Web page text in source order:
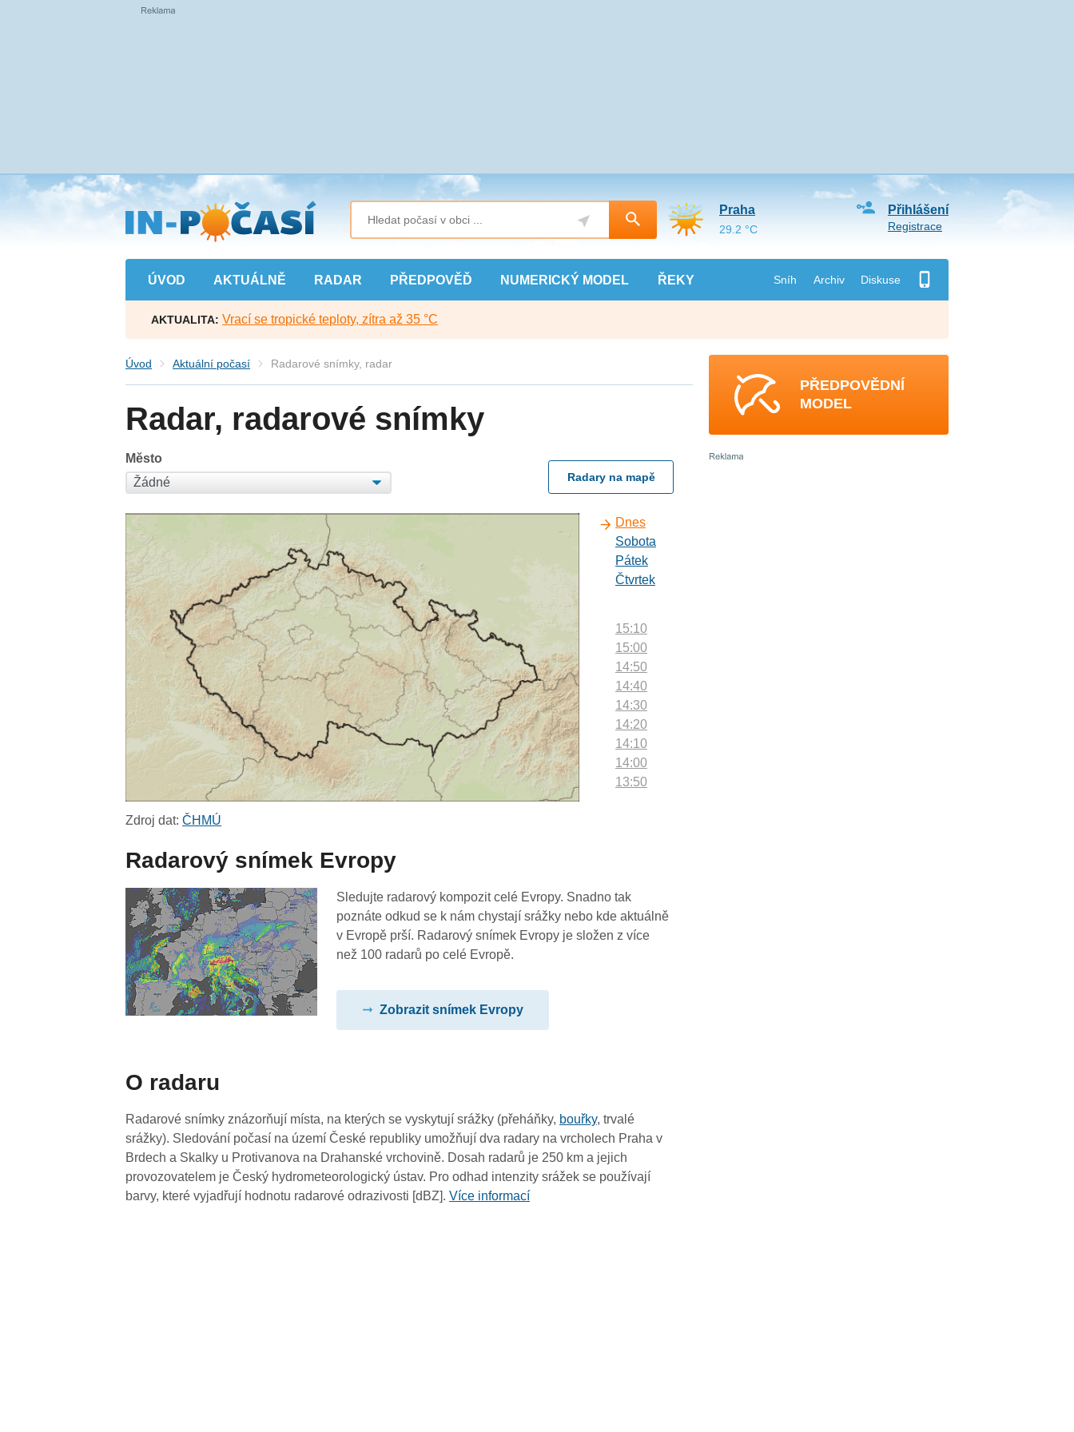
Přejít
na
hlavní
obsah
ÚVOD AKTUÁLNĚ RADAR PŘEDPOVĚĎ NUMERICKÝ MODEL ŘEKY Sníh Archiv Diskuse
Přihlášení
Registrace
Praha
29.2 °C
AKTUALITA: Vrací se tropické teploty, zítra až 35 °C
Úvod Aktuální počasí Radarové snímky, radar
Radar, radarové snímky
Město
Radary na mapě
Dnes
Sobota
Pátek
Čtvrtek
15:10
15:00
14:50
14:40
14:30
14:20
14:10
14:00
13:50
12:50
12:40
12:30
10:50
10:40
10:30
10:20
Zdroj dat:ČHMÚ
Radarový snímek Evropy
Sledujte radarový kompozit celé Evropy. Snadno tak
poznáte odkud se k nám chystají srážky nebo kde aktuálně
v Evropě prší. Radarový snímek Evropy je složen z více
než 100 radarů po celé Evropě.
Zobrazit snímek Evropy
O radaru
Radarové snímky znázorňují místa, na kterých se vyskytují srážky (přeháňky, bouřky, trvalé
srážky). Sledování počasí na území České republiky umožňují dva radary na vrcholech Praha v
Brdech a Skalky u Protivanova na Drahanské vrchovině. Dosah radarů je 250 km a jejich
provozovatelem je Český hydrometeorologický ústav. Pro odhad intenzity srážek se používají
barvy, které vyjadřují hodnotu radarové odrazivosti [dBZ].Více informací
PŘEDPOVĚDNÍ
MODEL